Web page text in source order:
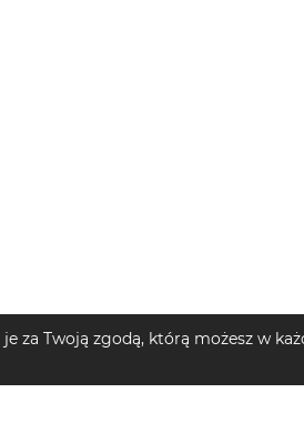
za Twoją zgodą, którą możesz w